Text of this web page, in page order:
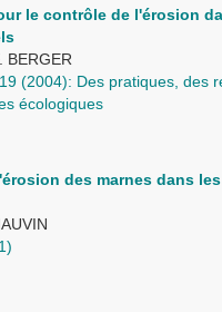
le contrôle de l'érosion
BERGER
(2004): Des pratiques, des
écologiques
des marnes dans